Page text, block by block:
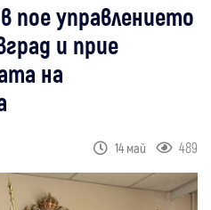
пое управлението
и прие
на
14 май 489